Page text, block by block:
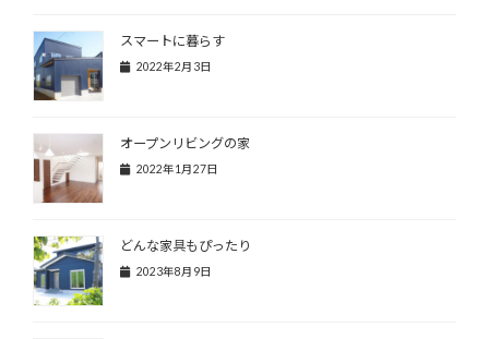
スマートに暮らす
2022年2月3日
オープンリビングの家
2022年1月27日
どんな家具もぴったり
2023年8月9日